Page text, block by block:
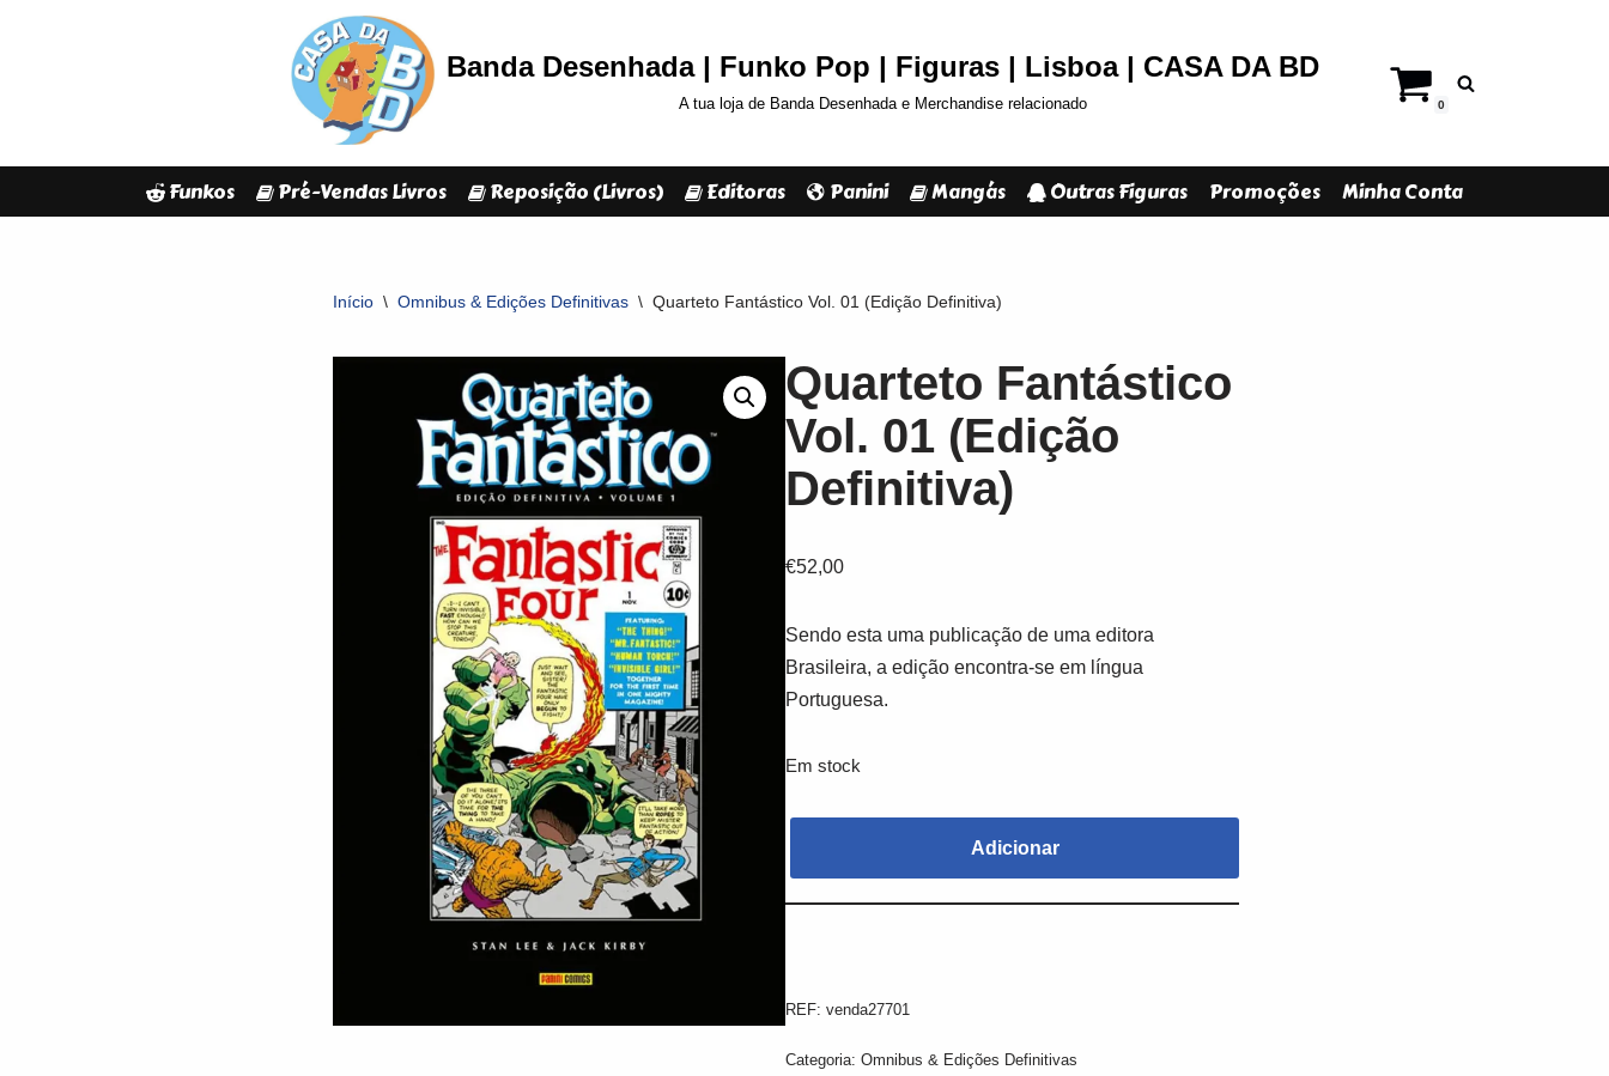
conteúdo
Banda Desenhada | Funko Pop | Figuras | Lisboa | CASA DA BD
A tua loja de Banda Desenhada e Merchandise relacionado 0
Funkos Pré-Vendas Livros Reposição (Livros) Editoras Panini Mangás Outras Figuras Promoções Minha Conta
Início \ Omnibus & Edições Definitivas \ Quarteto Fantástico Vol. 01 (Edição Definitiva)
Quarteto Fantástico
Vol. 01 (Edição
Definitiva)
€52,00
Sendo esta uma publicação de uma editora
Brasileira, a edição encontra-se em língua
Portuguesa.
Em stock
Adicionar
REF:venda27701
Categoria:Omnibus & Edições Definitivas